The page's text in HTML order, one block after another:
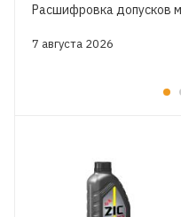
7 августа 2026
Расшифровка допусков